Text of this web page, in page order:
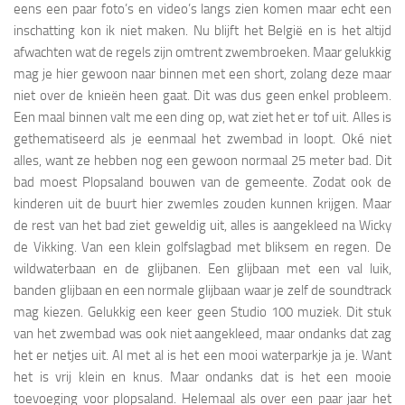
eens een paar foto’s en video’s langs zien komen maar echt een
inschatting kon ik niet maken. Nu blijft het België en is het altijd
afwachten wat de regels zijn omtrent zwembroeken. Maar gelukkig
mag je hier gewoon naar binnen met een short, zolang deze maar
niet over de knieën heen gaat. Dit was dus geen enkel probleem.
Een maal binnen valt me een ding op, wat ziet het er tof uit. Alles is
gethematiseerd als je eenmaal het zwembad in loopt. Oké niet
alles, want ze hebben nog een gewoon normaal 25 meter bad. Dit
bad moest Plopsaland bouwen van de gemeente. Zodat ook de
kinderen uit de buurt hier zwemles zouden kunnen krijgen. Maar
de rest van het bad ziet geweldig uit, alles is aangekleed na Wicky
de Vikking. Van een klein golfslagbad met bliksem en regen. De
wildwaterbaan en de glijbanen. Een glijbaan met een val luik,
banden glijbaan en een normale glijbaan waar je zelf de soundtrack
mag kiezen. Gelukkig een keer geen Studio 100 muziek. Dit stuk
van het zwembad was ook niet aangekleed, maar ondanks dat zag
het er netjes uit. Al met al is het een mooi waterparkje ja je. Want
het is vrij klein en knus. Maar ondanks dat is het een mooie
toevoeging voor plopsaland. Helemaal als over een paar jaar het